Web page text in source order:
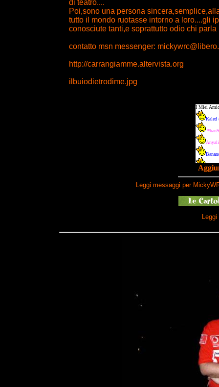
di teatro....
Poi,sono una persona
tutto il mondo ruotasse intorno a loro....gli
conosciute tanti,e soprattutto odio chi parla
contatto msn messenger:
http://carrangiamme.altervista.org
ilbuiodietrodime.jpg
Leggi messaggi per